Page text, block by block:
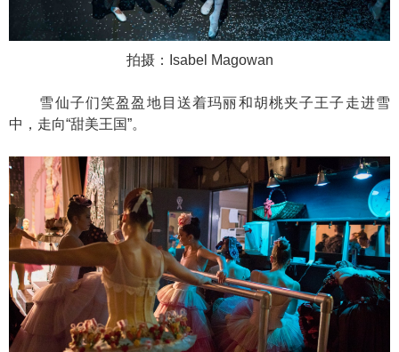
拍摄：Isabel Magowan
雪仙子们笑盈盈地目送着玛丽和胡桃夹子王子走进雪
中，走向“甜美王国”。